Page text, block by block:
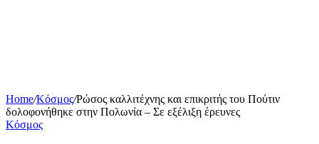
Home/Κόσμος/Ρώσος καλλιτέχνης και επικριτής του Πούτιν
δολοφονήθηκε στην Πολωνία – Σε εξέλιξη έρευνες
Κόσμος